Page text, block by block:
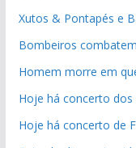
Xutos & Pontapés e
Bombeiros
Homem morre em
Hoje há concerto dos
Hoje há concerto de